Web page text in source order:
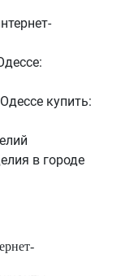
купить:
в городе